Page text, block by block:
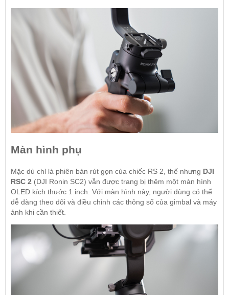
Màn hình phụ
Mặc dù chỉ là phiên bản rút gọn của chiếc RS 2, thế nhưng DJI
RSC 2 (DJI Ronin SC2) vẫn được trang bị thêm một màn hình
OLED kích thước 1 inch. Với màn hình này, người dùng có thể
dễ dàng theo dõi và điều chỉnh các thông số của gimbal và máy
ảnh khi cần thiết.